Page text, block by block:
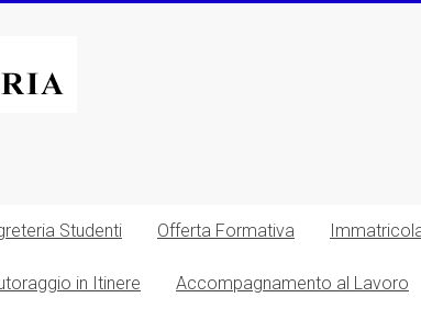
Studenti Offerta Formativa
in Itinere Accompagnamento al Lavoro